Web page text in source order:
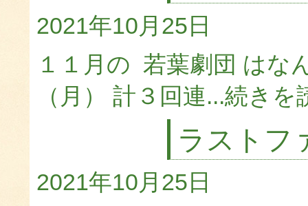
2021年10月25日
１１月の 若葉劇団 はな
（月） 計３回連...続きを
ラスト
2021年10月25日